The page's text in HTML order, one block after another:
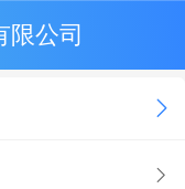
限公司